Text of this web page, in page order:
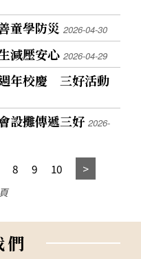
童學防災2026-04-30
減壓安心2026-04-29
年校慶 三好活動
設攤傳遞三好2026-
8 9 10
們